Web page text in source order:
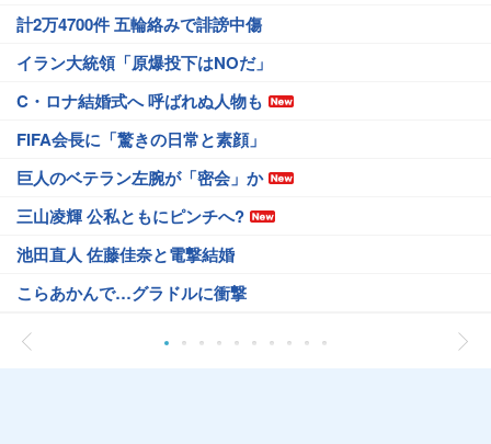
計2万4700件 五輪絡みで誹謗中傷
イラン大統領「原爆投下はNOだ」
C・ロナ結婚式へ 呼ばれぬ人物も
FIFA会長に「驚きの日常と素顔」
巨人のベテラン左腕が「密会」か
三山凌輝 公私ともにピンチへ?
池田直人 佐藤佳奈と電撃結婚
こらあかんで…グラドルに衝撃